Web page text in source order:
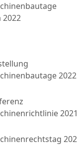
2022
2022